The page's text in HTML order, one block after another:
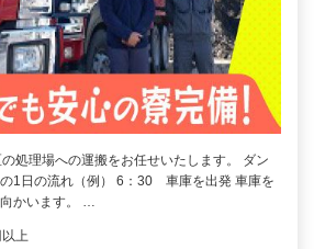
処理場への運搬をお任せいたします。 ダン
1日の流れ（例） 6：30 車庫を出発 車庫を
かいます。 …
上